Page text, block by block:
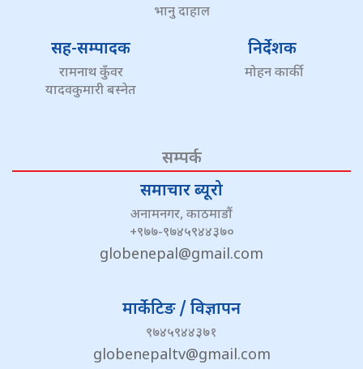
भानु दाहाल
सह-सम्पादक
रामनाथ कुँवर
यादवकुमारी बस्नेत
निर्देशक
मोहन कार्की
सम्पर्क
समाचार ब्यूरो
अनामनगर, काठमाडौं
+९७७-९७४५९४४३७०
globenepal@gmail.com
मार्केटिङ / विज्ञापन
९७४५९४४३७१
globenepaltv@gmail.com